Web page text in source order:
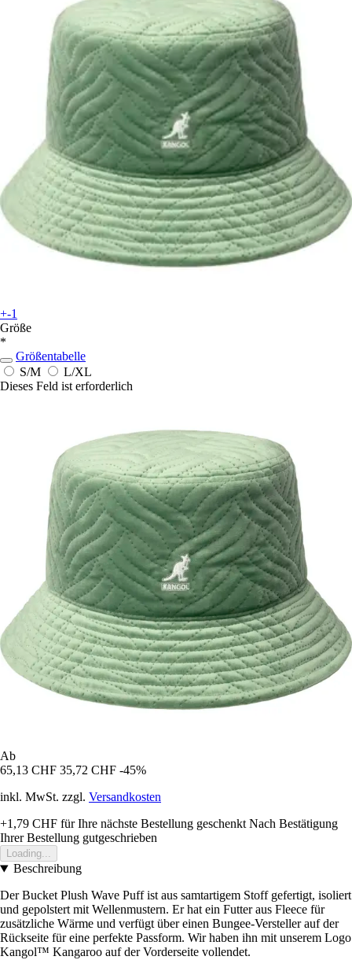
+-1
Größe
*
Größentabelle
S/M
L/XL
Dieses Feld ist erforderlich
Ab
65,13 CHF 35,72 CHF -45%
inkl. MwSt. zzgl. Versandkosten
+1,79 CHF für Ihre nächste Bestellung geschenkt Nach Bestätigung
Ihrer Bestellung gutgeschrieben
Loading...
Beschreibung
Der Bucket Plush Wave Puff ist aus samtartigem Stoff gefertigt, isoliert
und gepolstert mit Wellenmustern. Er hat ein Futter aus Fleece für
zusätzliche Wärme und verfügt über einen Bungee-Versteller auf der
Rückseite für eine perfekte Passform. Wir haben ihn mit unserem Logo
Kangol™ Kangaroo auf der Vorderseite vollendet.